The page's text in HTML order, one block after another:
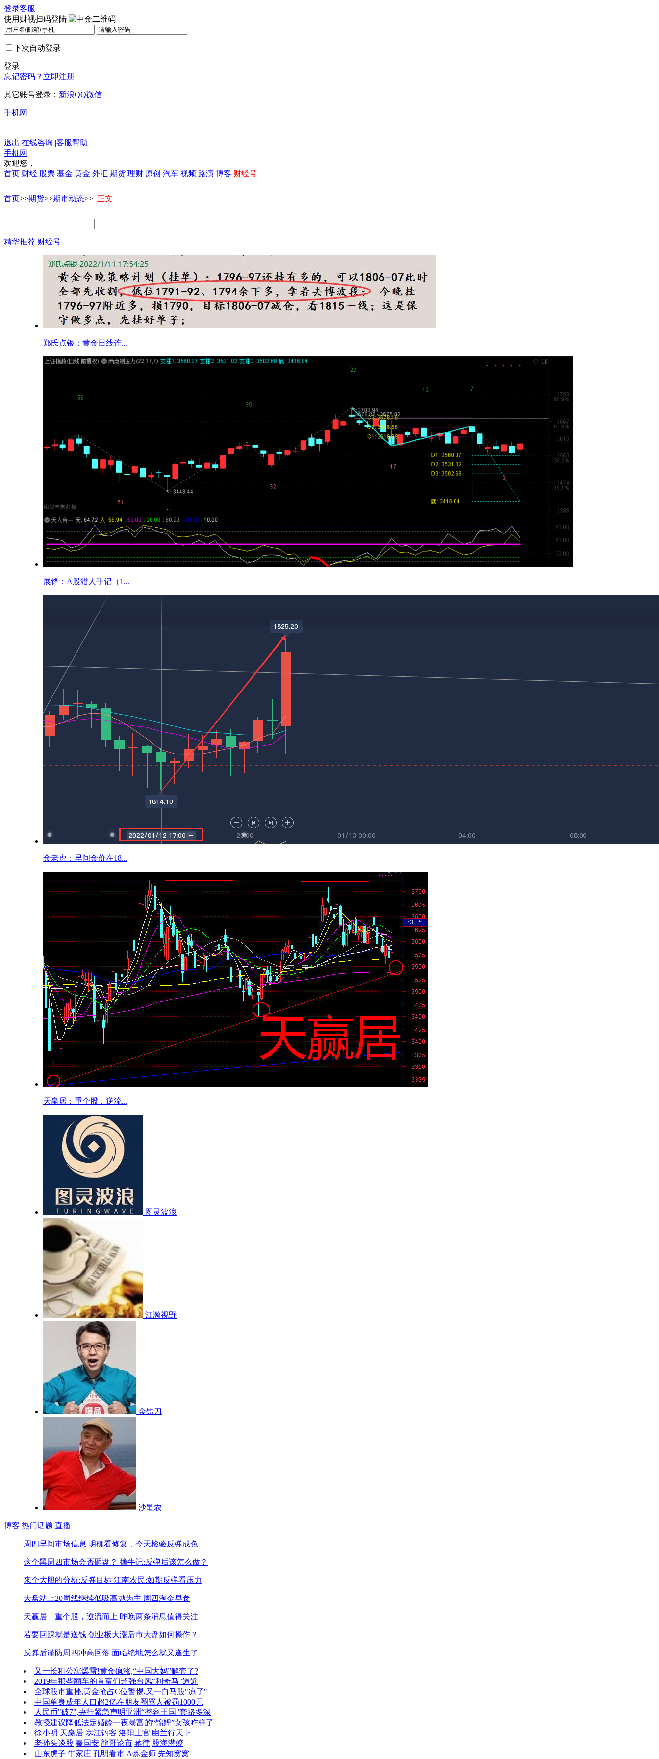
登录客服
使用财视扫码登陆
下次自动登录
登录
忘记密码？ 立即注册
其它账号登录： 新浪QQ微信
手机网
退出 在线咨询 |客服帮助
手机网
欢迎您，
首页 财经 股票 基金 黄金 外汇 期货 理财 原创 汽车 视频 路演 博客 财经号
首页>>期货>>期市动态>> 正文
精华推荐 财经号
郑氏点银：黄金日线连...
展锋：A股猎人手记（1...
金老虎：早间金价在18...
天赢居：重个股，逆流...
图灵波浪
江瀚视野
金错刀
沙黾农
博客 热门话题 直播
周四早间市场信息 明确看修复，今天检验反弹成色
这个黑周四市场会否砸盘？ 擒牛记:反弹后该怎么做？
来个大胆的分析:反弹目标 江南农民:如期反弹看压力
大盘站上20周线继续低吸高抛为主 周四淘金早参
天赢居：重个股，逆流而上 昨晚两条消息值得关注
若要回踩就是送钱 创业板大涨后市大盘如何操作？
反弹后谨防周四冲高回落 面临绝地怎么就又逢生了
又一长租公寓爆雷!黄金疯涨,“中国大妈”解套了?
2019年那些翻车的首富们超强台风“利奇马”逼近
全球股市重挫,黄金抢占C位警惕,又一白马股"凉了"
中国单身成年人口超2亿在朋友圈骂人被罚1000元
人民币"破7",央行紧急声明亚洲“整容王国”套路多深
教授建议降低法定婚龄一夜暴富的“锦鲤”女孩咋样了
徐小明 天赢居 寒江钓客 洛阳上官 幽兰行天下
老孙头谈股 秦国安 龍哥论市 蒋律 股海潜蛟
山东虎子 牛家庄 孔明看市 A炼金师 先知窝窝